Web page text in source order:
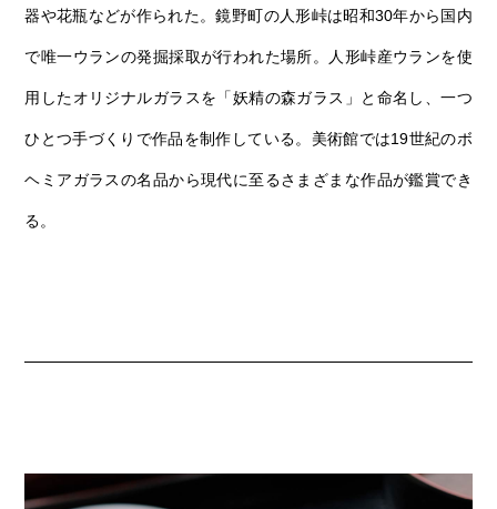
器や花瓶などが作られた。鏡野町の人形峠は昭和30年から国内
で唯一ウランの発掘採取が行われた場所。人形峠産ウランを使
用したオリジナルガラスを「妖精の森ガラス」と命名し、一つ
ひとつ手づくりで作品を制作している。美術館では19世紀のボ
ヘミアガラスの名品から現代に至るさまざまな作品が鑑賞でき
る。